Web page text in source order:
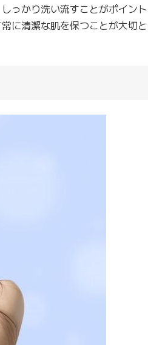
っかり洗い流すことがポイント
に清潔な肌を保つことが大切と